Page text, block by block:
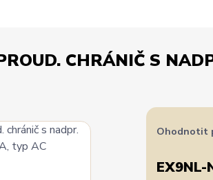
CHRÁNIČ S
Ohodnotit
EX9NL-